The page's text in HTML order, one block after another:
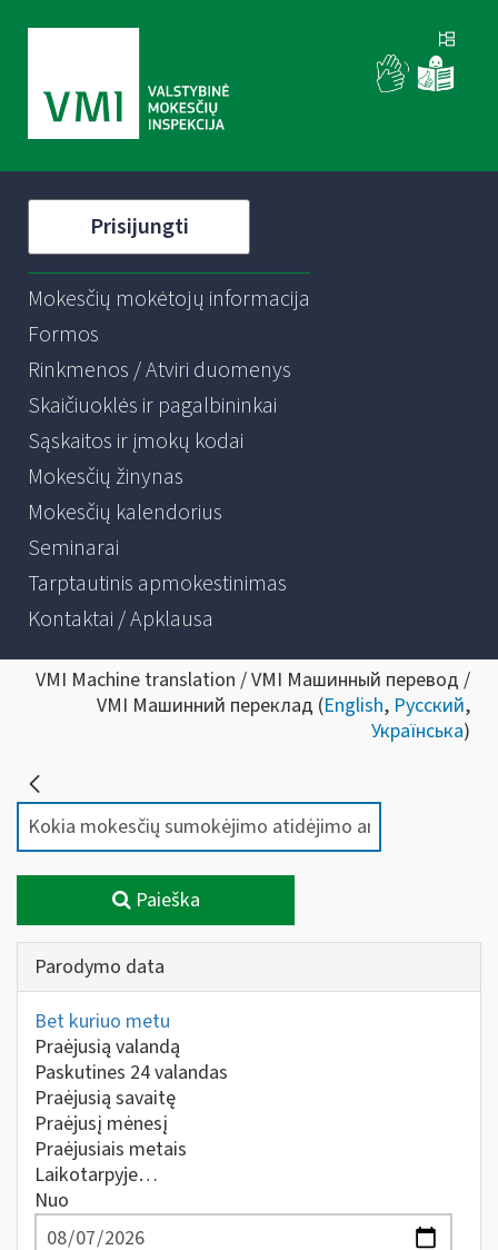
Prisijungti
Mokesčių mokėtojų informacija
Formos
Rinkmenos / Atviri duomenys
Skaičiuoklės ir pagalbininkai
Sąskaitos ir įmokų kodai
Mokesčių žinynas
Mokesčių kalendorius
Seminarai
Tarptautinis apmokestinimas
Kontaktai / Apklausa
VMI Machine translation / VMI Машинный перевод /
VMI Машинний переклад (English, Русский,
Українська)
Paieška
Parodymo data
Bet kuriuo metu
Praėjusią valandą
Paskutines 24 valandas
Praėjusią savaitę
Praėjusį mėnesį
Praėjusiais metais
Laikotarpyje…
Nuo